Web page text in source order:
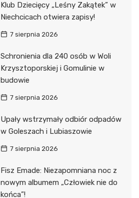
Klub Dziecięcy „Leśny Zakątek” w
Niechcicach otwiera zapisy!
7 sierpnia 2026
Schronienia dla 240 osób w Woli
Krzysztoporskiej i Gomulinie w
budowie
7 sierpnia 2026
Upały wstrzymały odbiór odpadów
w Goleszach i Lubiaszowie
7 sierpnia 2026
Fisz Emade: Niezapomniana noc z
nowym albumem „Człowiek nie do
końca”!